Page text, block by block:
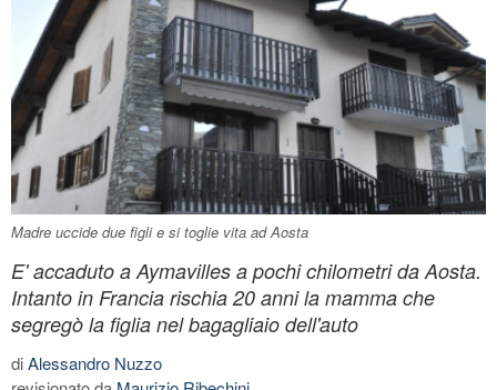
Madre uccide due figli e si toglie vita ad Aosta
E' accaduto a Aymavilles a pochi chilometri da Aosta.
Intanto in Francia rischia 20 anni la mamma che
segregò la figlia nel bagagliaio dell'auto
diAlessandro Nuzzo